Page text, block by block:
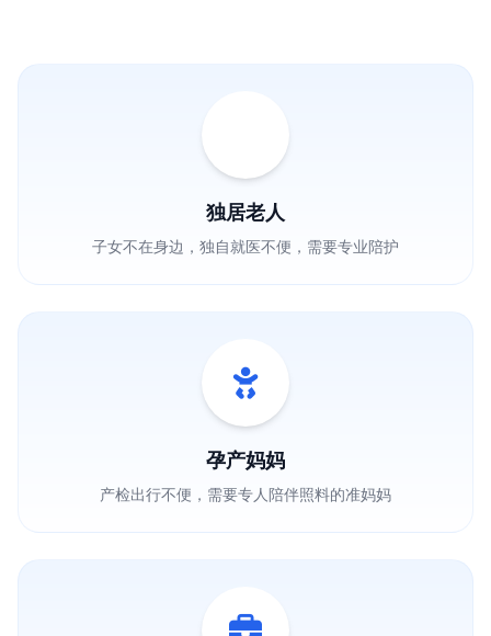
独居老人
子女不在身边，独自就医不便，需要专业陪护
孕产妈妈
产检出行不便，需要专人陪伴照料的准妈妈